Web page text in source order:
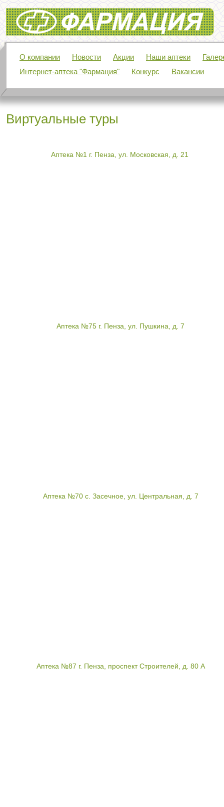
Фармация
О компании Новости Акции Наши аптеки
Интернет-аптека "Фармация"
Конкурс Вакансии
Виртуальные туры
Аптека №1 г. Пенза, ул. Московская, д. 21
Аптека №75 г. Пенза, ул. Пушкина, д. 7
Аптека №70 с. Засечное, ул. Центральная, д. 7
Аптека №87 г. Пенза, проспект Строителей, д. 80 А